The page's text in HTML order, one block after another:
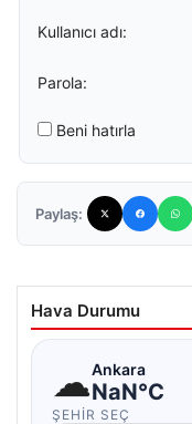
Kullanıcı adı:
Parola:
Beni hatırla
Paylaş:
Hava Durumu
☁Ankara
NaN°C
ŞEHIR SEÇ